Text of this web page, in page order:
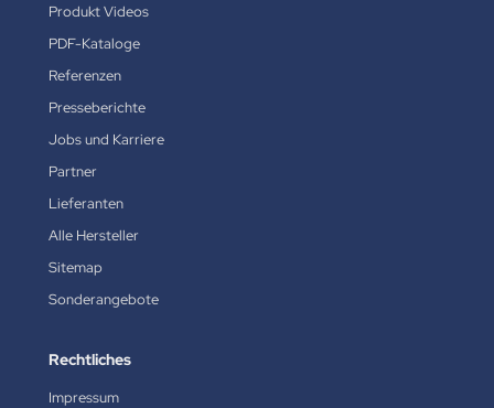
Produkt Videos
PDF-Kataloge
Referenzen
Presseberichte
Jobs und Karriere
Partner
Lieferanten
Alle Hersteller
Sitemap
Sonderangebote
Rechtliches
Impressum